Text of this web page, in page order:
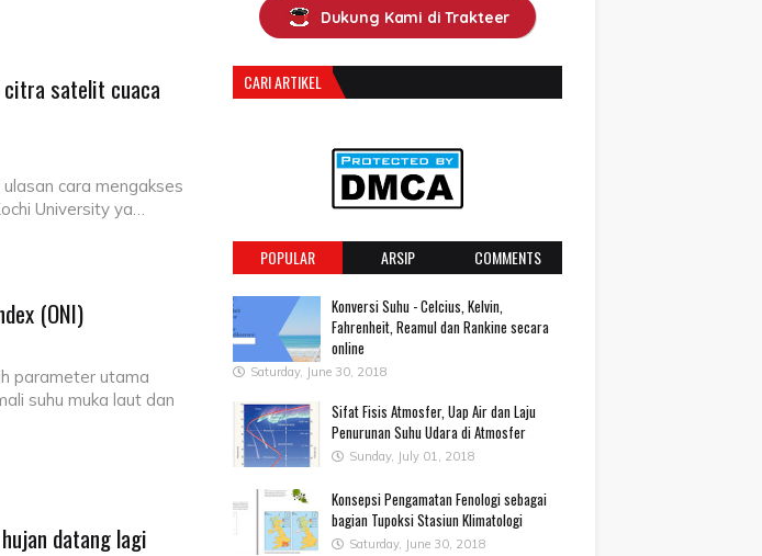
citra satelit cuaca
cara mengakses
University ya…
(ONI)
parameter utama
suhu muka laut dan
datang lagi
Dukung Kami di Trakteer
CARI ARTIKEL
POPULAR ARSIP COMMENTS
Konversi Suhu - Celcius, Kelvin,
Fahrenheit, Reamul dan Rankine secara
online
Saturday, June 30, 2018
Sifat Fisis Atmosfer, Uap Air dan Laju
Penurunan Suhu Udara di Atmosfer
Sunday, July 01, 2018
Konsepsi Pengamatan Fenologi sebagai
bagian Tupoksi Stasiun Klimatologi
Saturday, June 30, 2018